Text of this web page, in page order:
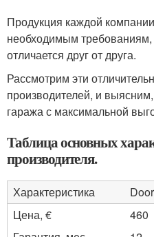
Продукция каждой
необходимым требованиям,
отличается друг от друга.
Рассмотрим эти
производителей, и
гаража с максимальной
Таблица основных
производителя.
Характеристика
Цена, €
460